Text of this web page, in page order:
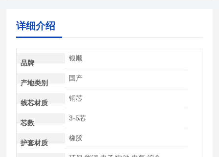
详细介绍
品牌
银顺
产地类别
国产
线芯材质
铜芯
芯数
3-5芯
护套材质
橡胶